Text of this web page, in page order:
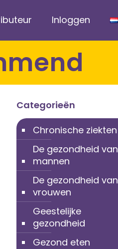
Inloggen
Categorieën
Chronische ziekten
De gezondheid van
mannen
De gezondheid van
vrouwen
Geestelijke
gezondheid
Gezond eten